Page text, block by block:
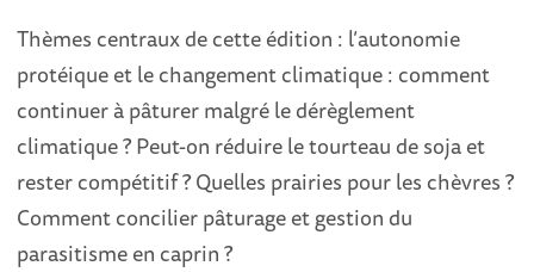
Thèmes centraux de cette édition : l’autonomie
protéique et le changement climatique : comment
continuer à pâturer malgré le dérèglement
climatique ? Peut-on réduire le tourteau de soja et
rester compétitif ? Quelles prairies pour les chèvres ?
Comment concilier pâturage et gestion du
parasitisme en caprin ?